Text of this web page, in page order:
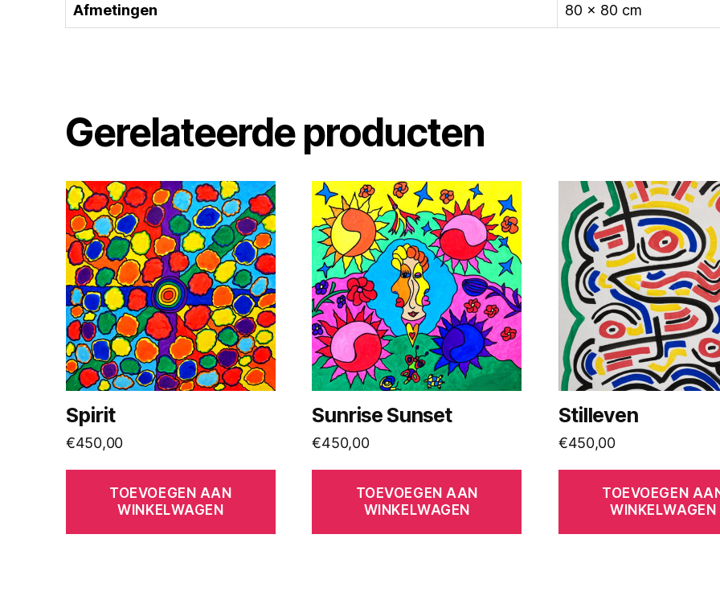
Afmetingen 80 × 80 cm
Gerelateerde producten
Spirit
€450,00
TOEVOEGEN AAN
WINKELWAGEN
Sunrise Sunset
€450,00
TOEVOEGEN AAN
WINKELWAGEN
Stilleven
€450,00
TOEVOEGEN
WINKELWAGEN